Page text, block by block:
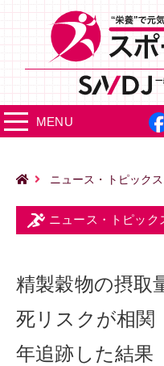
MENU
ニュース・トピックス
ニュース・トピック
精製穀物の摂取
死リスクが相
年追跡した結果